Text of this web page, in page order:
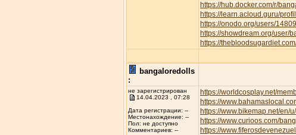
https://hub.docker.com/r/
https://learn.acloud.guru/
https://onodo.org/users/
https://showdream.org/user/
https://
bangaloredolls
:
не зарегистрирован
14.04.2023 , 07:28
Дата регистрации: --
Местонахождение: --
Пол: не доступно
Комментариев: --
https://worldcosplay.net/
https://
https://www.bikemap.net/en/
https://www.curioos.com/
https://